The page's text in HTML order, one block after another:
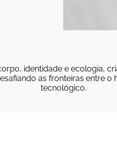
identidade e ecologia,
as fronteiras entre
tecnológico.